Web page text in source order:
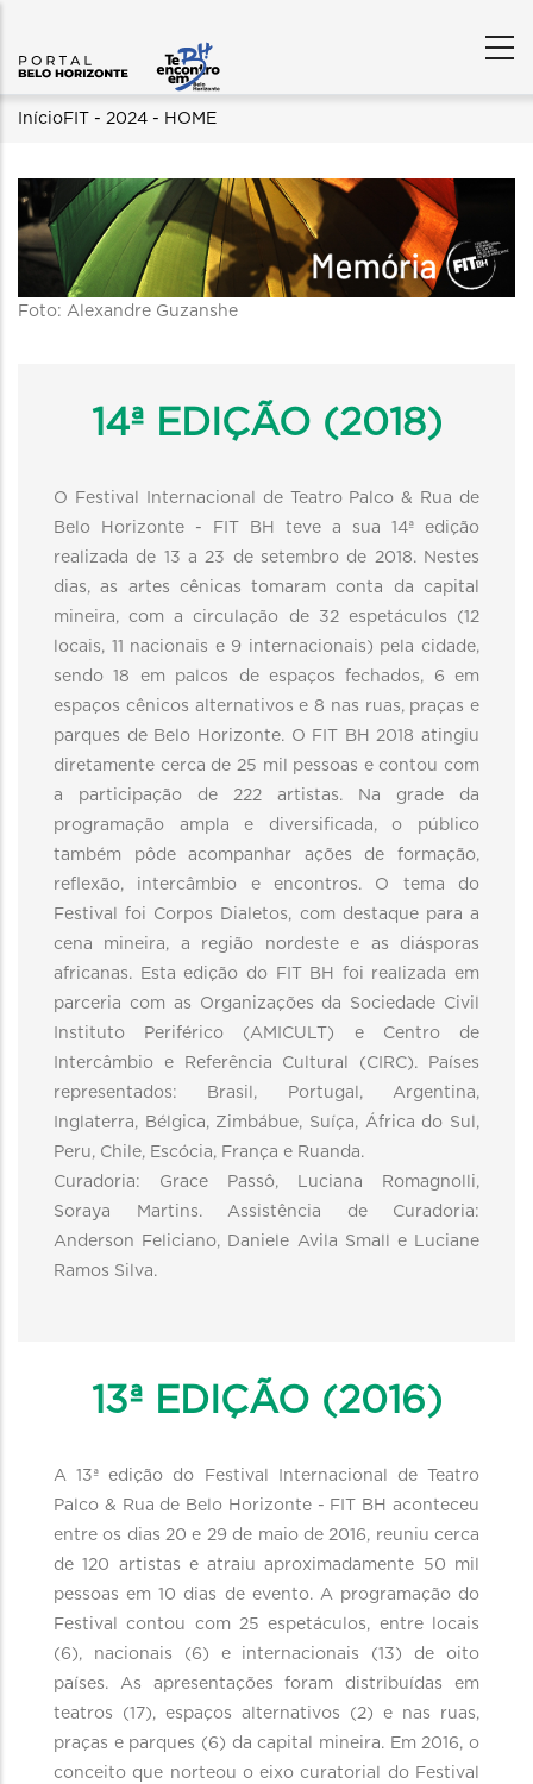
Trilha
navegação
InícioFIT - 2024 - HOME
Builder
Foto: Alexandre Guzanshe
14ª EDIÇÃO (2018)
O Festival Internacional de Teatro Palco & Rua de
Belo Horizonte - FIT BH teve a sua 14ª edição
realizada de 13 a 23 de setembro de 2018. Nestes
dias, as artes cênicas tomaram conta da capital
mineira, com a circulação de 32 espetáculos (12
locais, 11 nacionais e 9 internacionais) pela cidade,
sendo 18 em palcos de espaços fechados, 6 em
espaços cênicos alternativos e 8 nas ruas, praças e
parques de Belo Horizonte. O FIT BH 2018 atingiu
diretamente cerca de 25 mil pessoas e contou com
a participação de 222 artistas. Na grade da
programação ampla e diversificada, o público
também pôde acompanhar ações de formação,
reflexão, intercâmbio e encontros. O tema do
Festival foi Corpos Dialetos, com destaque para a
cena mineira, a região nordeste e as diásporas
africanas. Esta edição do FIT BH foi realizada em
parceria com as Organizações da Sociedade Civil
Instituto Periférico (AMICULT) e Centro de
Intercâmbio e Referência Cultural (CIRC). Países
representados: Brasil, Portugal, Argentina,
Inglaterra, Bélgica, Zimbábue, Suíça, África do Sul,
Peru, Chile, Escócia, França e Ruanda.
Curadoria: Grace Passô, Luciana Romagnolli,
Soraya Martins. Assistência de Curadoria:
Anderson Feliciano, Daniele Avila Small e Luciane
Ramos Silva.
13ª EDIÇÃO (2016)
A 13ª edição do Festival Internacional de Teatro
Palco & Rua de Belo Horizonte - FIT BH aconteceu
entre os dias 20 e 29 de maio de 2016, reuniu cerca
de 120 artistas e atraiu aproximadamente 50 mil
pessoas em 10 dias de evento. A programação do
Festival contou com 25 espetáculos, entre locais
(6), nacionais (6) e internacionais (13) de oito
países. As apresentações foram distribuídas em
teatros (17), espaços alternativos (2) e nas ruas,
praças e parques (6) da capital mineira. Em 2016, o
conceito que norteou o eixo curatorial do Festival